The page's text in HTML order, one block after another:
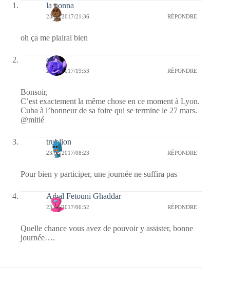
la nonna
23/03/2017/21:36 RÉPONDRE
oh ça me plairai bien
covix
23/03/2017/19:53 RÉPONDRE
Bonsoir,
C’est exactement la même chose en ce moment à Lyon.
Cuba à l’honneur de sa foire qui se termine le 27 mars.
@mitié
trublion
23/03/2017/08:23 RÉPONDRE
Pour bien y participer, une journée ne suffira pas
Amal Fetouni Ghaddar
23/03/2017/06:52 RÉPONDRE
Quelle chance vous avez de pouvoir y assister, bonne
journée….